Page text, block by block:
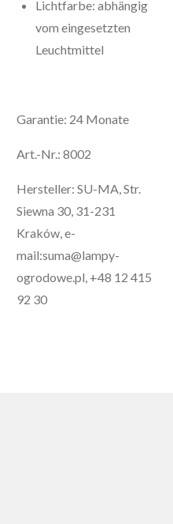
Lichtfarbe: abhängig
vom eingesetzten
Leuchtmittel
Garantie: 24 Monate
Art.-Nr.: 8002
Hersteller: SU-MA, Str.
Siewna 30, 31-231
Kraków, e-
mail:suma@lampy-
ogrodowe.pl, +48 12 415
92 30